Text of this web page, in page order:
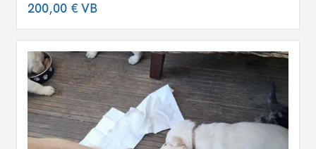
200,00 €VB